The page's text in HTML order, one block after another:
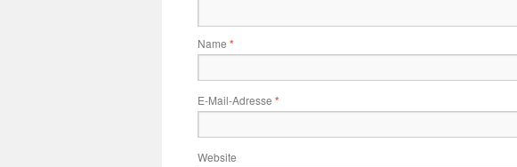
Name *
E-Mail-Adresse *
Website